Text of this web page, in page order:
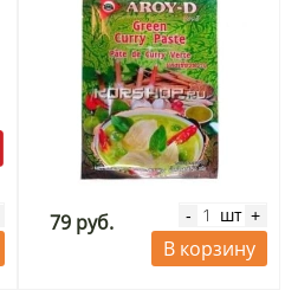
79 руб. - шт +
В корзину